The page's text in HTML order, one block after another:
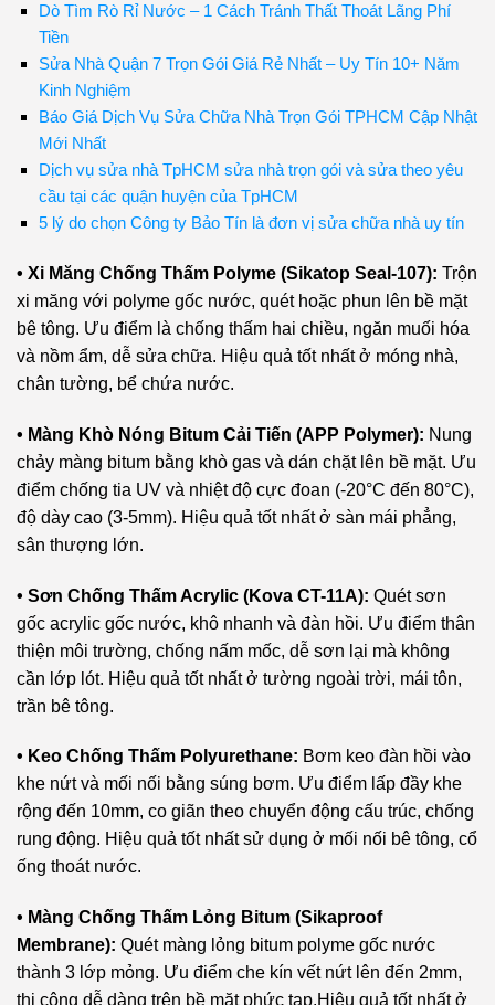
Dò Tìm Rò Rỉ Nước – 1 Cách Tránh Thất Thoát Lãng Phí
Tiền
Sửa Nhà Quận 7 Trọn Gói Giá Rẻ Nhất – Uy Tín 10+ Năm
Kinh Nghiệm
Báo Giá Dịch Vụ Sửa Chữa Nhà Trọn Gói TPHCM Cập Nhật
Mới Nhất
Dịch vụ sửa nhà TpHCM sửa nhà trọn gói và sửa theo yêu
cầu tại các quận huyện của TpHCM
5 lý do chọn Công ty Bảo Tín là đơn vị sửa chữa nhà uy tín
• Xi Măng Chống Thấm Polyme (Sikatop Seal-107): Trộn
xi măng với polyme gốc nước, quét hoặc phun lên bề mặt
bê tông. Ưu điểm là chống thấm hai chiều, ngăn muối hóa
và nồm ẩm, dễ sửa chữa. Hiệu quả tốt nhất ở móng nhà,
chân tường, bể chứa nước.
• Màng Khò Nóng Bitum Cải Tiến (APP Polymer): Nung
chảy màng bitum bằng khò gas và dán chặt lên bề mặt. Ưu
điểm chống tia UV và nhiệt độ cực đoan (-20°C đến 80°C),
độ dày cao (3-5mm). Hiệu quả tốt nhất ở sàn mái phẳng,
sân thượng lớn.
• Sơn Chống Thấm Acrylic (Kova CT-11A): Quét sơn
gốc acrylic gốc nước, khô nhanh và đàn hồi. Ưu điểm thân
thiện môi trường, chống nấm mốc, dễ sơn lại mà không
cần lớp lót. Hiệu quả tốt nhất ở tường ngoài trời, mái tôn,
trần bê tông.
• Keo Chống Thấm Polyurethane: Bơm keo đàn hồi vào
khe nứt và mối nối bằng súng bơm. Ưu điểm lấp đầy khe
rộng đến 10mm, co giãn theo chuyển động cấu trúc, chống
rung động. Hiệu quả tốt nhất sử dụng ở mối nối bê tông, cổ
ống thoát nước.
• Màng Chống Thấm Lỏng Bitum (Sikaproof
Membrane): Quét màng lỏng bitum polyme gốc nước
thành 3 lớp mỏng. Ưu điểm che kín vết nứt lên đến 2mm,
thi công dễ dàng trên bề mặt phức tạp.Hiệu quả tốt nhất ở